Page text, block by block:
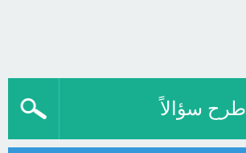
اطرح سؤالاً